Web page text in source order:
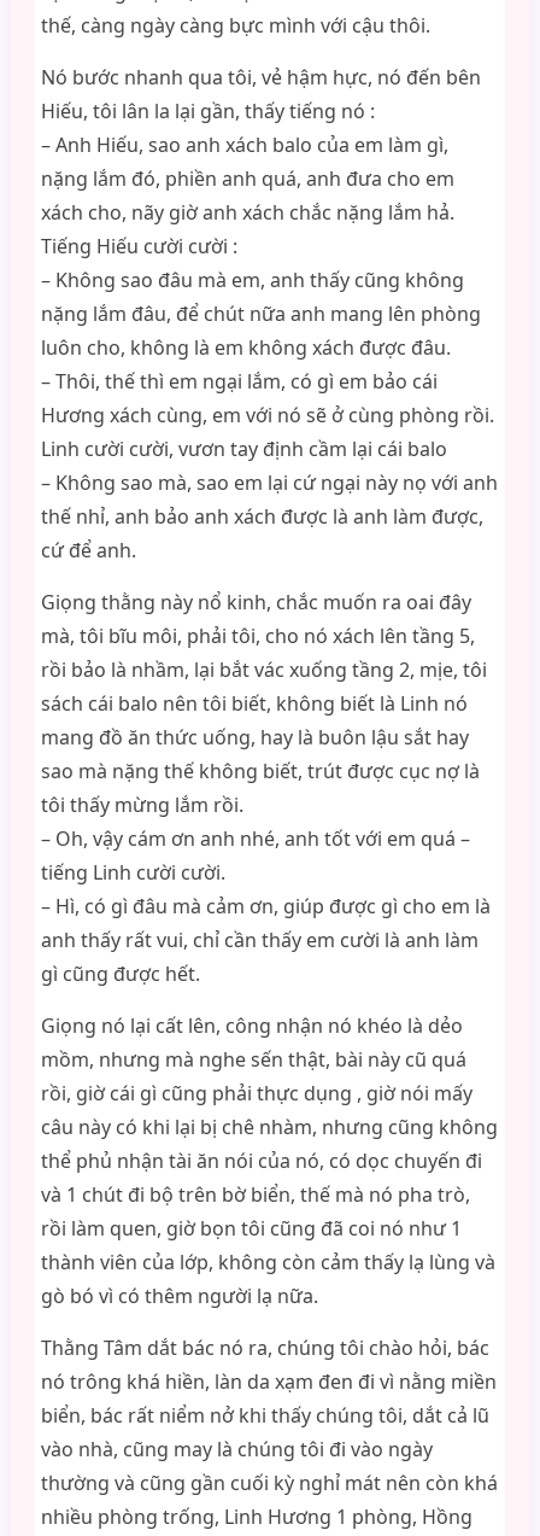
thế, càng ngày càng bực mình với cậu thôi.
Nó bước nhanh qua tôi, vẻ hậm hực, nó đến bên
Hiếu, tôi lân la lại gần, thấy tiếng nó :
– Anh Hiếu, sao anh xách balo của em làm gì,
nặng lắm đó, phiền anh quá, anh đưa cho em
xách cho, nãy giờ anh xách chắc nặng lắm hả.
Tiếng Hiếu cười cười :
– Không sao đâu mà em, anh thấy cũng không
nặng lắm đâu, để chút nữa anh mang lên phòng
luôn cho, không là em không xách được đâu.
– Thôi, thế thì em ngại lắm, có gì em bảo cái
Hương xách cùng, em với nó sẽ ở cùng phòng rồi.
Linh cười cười, vươn tay định cầm lại cái balo
– Không sao mà, sao em lại cứ ngại này nọ với anh
thế nhỉ, anh bảo anh xách được là anh làm được,
cứ để anh.
Giọng thằng này nổ kinh, chắc muốn ra oai đây
mà, tôi bĩu môi, phải tôi, cho nó xách lên tầng 5,
rồi bảo là nhầm, lại bắt vác xuống tầng 2, mịe, tôi
sách cái balo nên tôi biết, không biết là Linh nó
mang đồ ăn thức uống, hay là buôn lậu sắt hay
sao mà nặng thế không biết, trút được cục nợ là
tôi thấy mừng lắm rồi.
– Oh, vậy cám ơn anh nhé, anh tốt với em quá –
tiếng Linh cười cười.
– Hì, có gì đâu mà cảm ơn, giúp được gì cho em là
anh thấy rất vui, chỉ cần thấy em cười là anh làm
gì cũng được hết.
Giọng nó lại cất lên, công nhận nó khéo là dẻo
mồm, nhưng mà nghe sến thật, bài này cũ quá
rồi, giờ cái gì cũng phải thực dụng , giờ nói mấy
câu này có khi lại bị chê nhàm, nhưng cũng không
thể phủ nhận tài ăn nói của nó, có dọc chuyến đi
và 1 chút đi bộ trên bờ biển, thế mà nó pha trò,
rồi làm quen, giờ bọn tôi cũng đã coi nó như 1
thành viên của lớp, không còn cảm thấy lạ lùng và
gò bó vì có thêm người lạ nữa.
Thằng Tâm dắt bác nó ra, chúng tôi chào hỏi, bác
nó trông khá hiền, làn da xạm đen đi vì nằng miền
biển, bác rất niểm nở khi thấy chúng tôi, dắt cả lũ
vào nhà, cũng may là chúng tôi đi vào ngày
thường và cũng gần cuối kỳ nghỉ mát nên còn khá
nhiều phòng trống, Linh Hương 1 phòng, Hồng